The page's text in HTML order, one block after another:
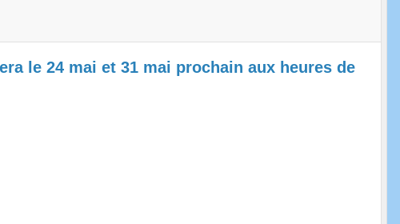
le 24 mai et 31 mai prochain aux heures de